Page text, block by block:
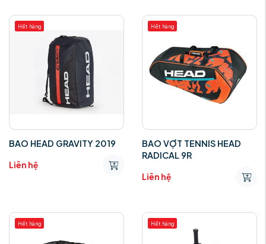
Hết hàng
BAO HEAD GRAVITY 2019
Liên hệ
Hết hàng
BAO VỢT TENNIS HEAD
RADICAL 9R
Liên hệ
Hết hàng Hết hàng